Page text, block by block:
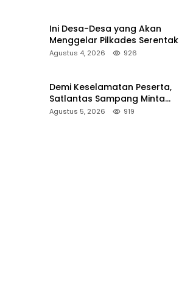
Ini Desa-Desa yang Akan
Menggelar Pilkades Serentak
2027 di Kabupaten Sumenep
Agustus 4, 2026 926
Demi Keselamatan Peserta,
Satlantas Sampang Minta
Latihan Gerak Jalan Pindah ke
Agustus 5, 2026 919